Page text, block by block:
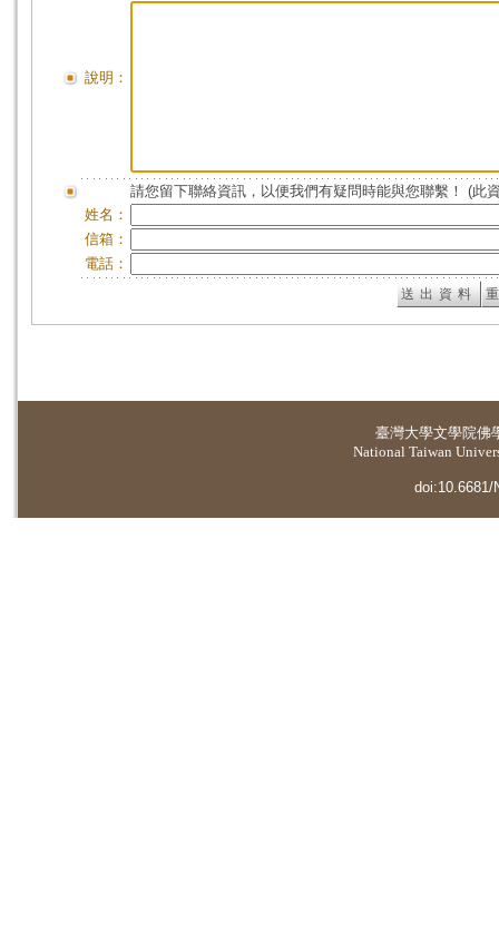
說明：
請您留下聯絡資訊，以便我們有疑問時能與您聯繫！ (此
姓名：
信箱：
電話：
臺灣大學文學院佛
National Taiwan
doi:10.6681/